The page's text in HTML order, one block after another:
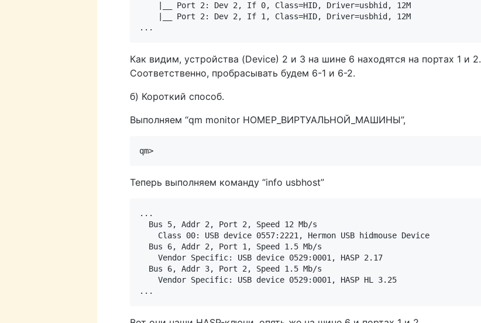
|__ Port 2: Dev 2, If 0, Class=HID, Driver=usbhid, 12M
|__ Port 2: Dev 2, If 1, Class=HID, Driver=usbhid, 12M
Как видим, устройства (Device) 2 и 3 на шине 6 находятся на портах 1 и 2.
Соответственно, пробрасывать будем 6-1 и 6-2.
б) Короткий способ.
Выполняем “qm monitor НОМЕР_ВИРТУАЛЬНОЙ_МАШИНЫ”,
Теперь выполняем команду “info usbhost”
...
Bus 5, Addr 2, Port 2, Speed 12 Mb/s
Class 00: USB device 0557:2221, Hermon USB hidmouse Device
Bus 6, Addr 2, Port 1, Speed 1.5 Mb/s
Vendor Specific: USB device 0529:0001, HASP 2.17
Bus 6, Addr 3, Port 2, Speed 1.5 Mb/s
Vendor Specific: USB device 0529:0001, HASP HL 3.25